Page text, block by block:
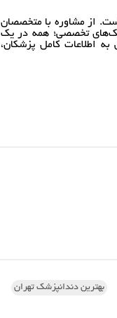
از مشاوره با متخصصان
تخصصی؛ همه در یک
اطلاعات کامل پزشکان،
بهترین دندانپزشک تهران